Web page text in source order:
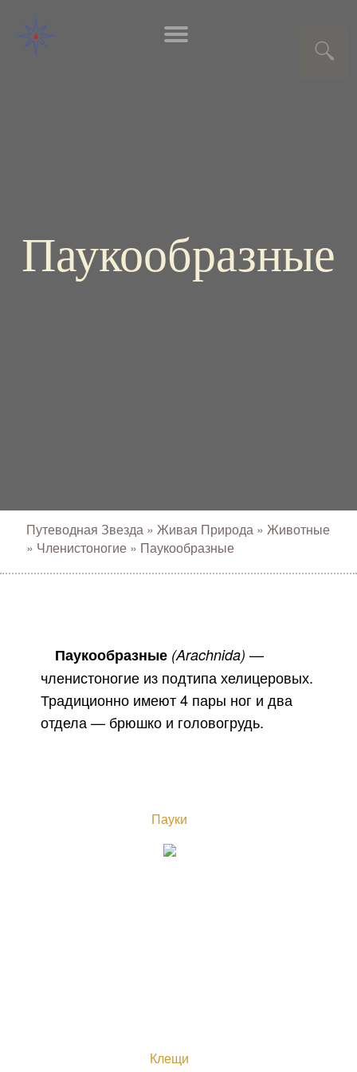
Паукообразные
Путеводная Звезда » Живая Природа » Животные
» Членистоногие » Паукообразные
Паукообразные (Arachnida) —
членистоногие из подтипа хелицеровых.
Традиционно имеют 4 пары ног и два
отдела — брюшко и головогрудь.
Пауки
Клещи